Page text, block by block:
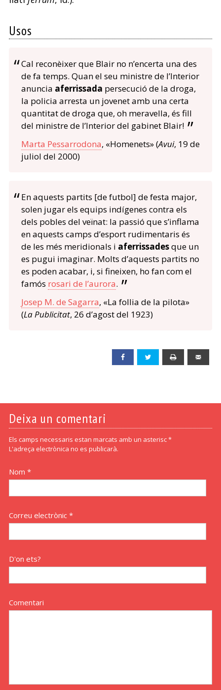
Usos
Cal reconèixer que Blair no n’encerta una des
de fa temps. Quan el seu ministre de l’Interior
anuncia aferrissada persecució de la droga,
la policia arresta un jovenet amb una certa
quantitat de droga que, oh meravella, és fill
del ministre de l’Interior del gabinet Blair!
Marta Pessarrodona, «Homenets» (Avui, 19 de
juliol del 2000)
En aquests partits [de futbol] de festa major,
solen jugar els equips indígenes contra els
dels pobles del veïnat: la passió que s’inflama
en aquests camps d’esport rudimentaris és
de les més meridionals i aferrissadesque un
es pugui imaginar. Molts d’aquests partits no
es poden acabar, i, si fineixen, ho fan com el
famós rosari de l’aurora.
Josep M. de Sagarra, «La follia de la pilota»
(La Publicitat, 26 d’agost del 1923)
Facebook Twitter
Deixa un comentari
Els camps necessaris estan marcats amb un asterisc *
L'adreça electrònica no es publicarà.
Nom *
Correu electrònic *
D'on ets?
Comentari